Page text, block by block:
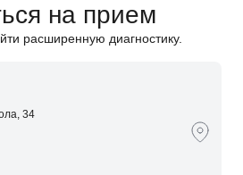
на прием
расширенную диагностику.
34